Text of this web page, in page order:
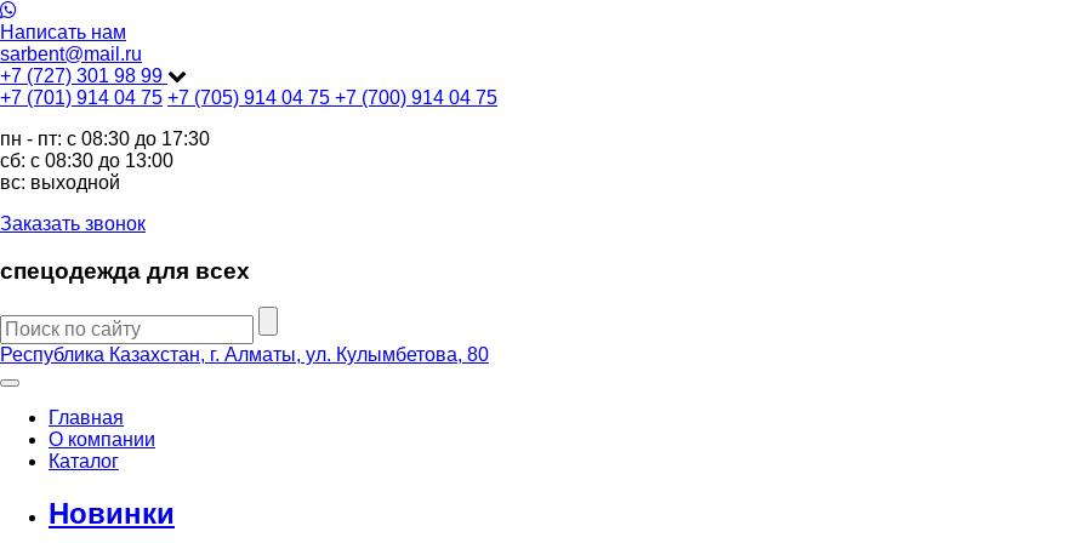
Написать нам
sarbent@mail.ru
+7 (727) 301 98 99
+7 (701) 914 04 75 +7 (705) 914 04 75 +7 (700) 914 04 75
пн - пт: c 08:30 до 17:30
сб: c 08:30 до 13:00
вс: выходной
Заказать звонок
спецодежда для всех
Республика Казахстан, г. Алматы, ул. Кулымбетова, 80
Главная
О компании
Каталог
Новинки